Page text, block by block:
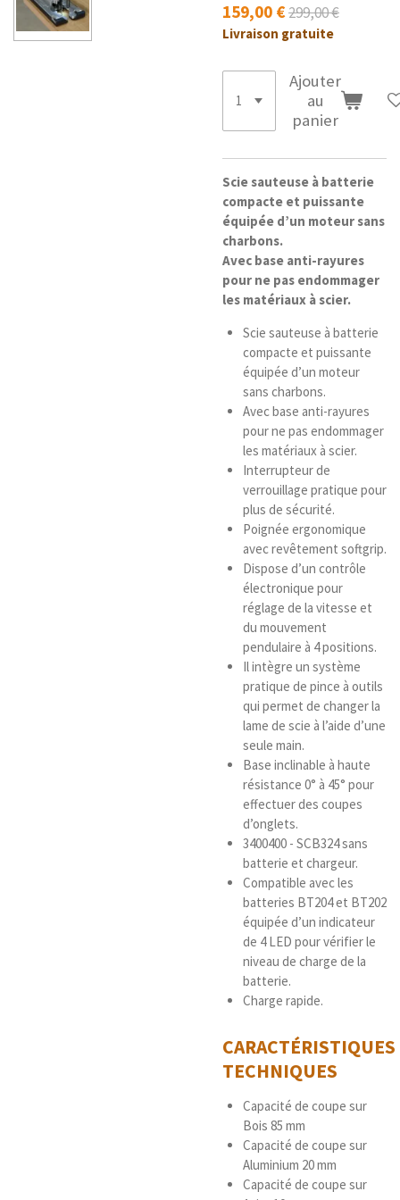
159,00 €299,00 €
Livraison gratuite
Ajouter
au
panier
Scie sauteuse à batterie
compacte et puissante
équipée d’un moteur sans
charbons.
Avec base anti-rayures
pour ne pas endommager
les matériaux à scier.
Scie sauteuse à batterie
compacte et puissante
équipée d’un moteur
sans charbons.
Avec base anti-rayures
pour ne pas endommager
les matériaux à scier.
Interrupteur de
verrouillage pratique pour
plus de sécurité.
Poignée ergonomique
avec revêtement softgrip.
Dispose d’un contrôle
électronique pour
réglage de la vitesse et
du mouvement
pendulaire à 4 positions.
Il intègre un système
pratique de pince à outils
qui permet de changer la
lame de scie à l’aide d’une
seule main.
Base inclinable à haute
résistance 0° à 45° pour
effectuer des coupes
d’onglets.
3400400 - SCB324 sans
batterie et chargeur.
Compatible avec les
batteries BT204 et BT202
équipée d’un indicateur
de 4 LED pour vérifier le
niveau de charge de la
batterie.
Charge rapide.
CARACTÉRISTIQUES
TECHNIQUES
Capacité de coupe sur
Bois 85 mm
Capacité de coupe sur
Aluminium 20 mm
Capacité de coupe sur